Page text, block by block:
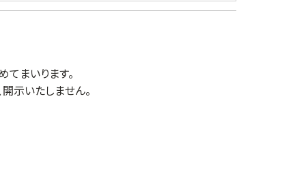
まいります。
示いたしません。